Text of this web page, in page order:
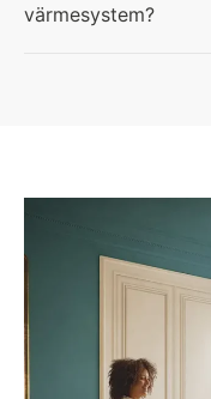
värmesystem?